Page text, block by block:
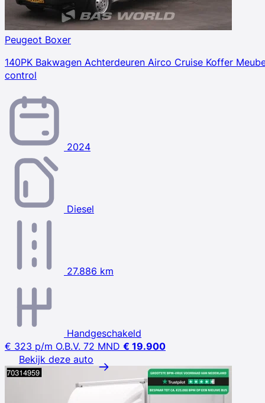
Peugeot Boxer
140PK Bakwagen Achterdeuren Airco Cruise Koffer
control
2024
Diesel
27.886 km
Handgeschakeld
€ 323 p/m O.B.V. 72 MND € 19.900
Bekijk deze auto